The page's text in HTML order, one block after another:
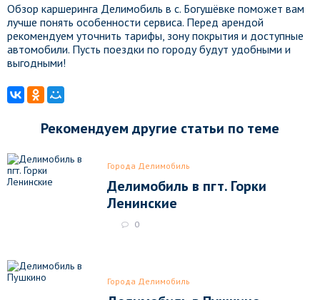
Обзор каршеринга Делимобиль в с. Богушёвке поможет вам
лучше понять особенности сервиса. Перед арендой
рекомендуем уточнить тарифы, зону покрытия и доступные
автомобили. Пусть поездки по городу будут удобными и
выгодными!
Рекомендуем другие статьи по теме
Города Делимобиль
Делимобиль в пгт. Горки
Ленинские
0
Города Делимобиль